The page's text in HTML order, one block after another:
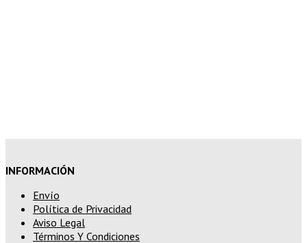
INFORMACIÓN
Envío
Política de Privacidad
Aviso Legal
Términos Y Condiciones